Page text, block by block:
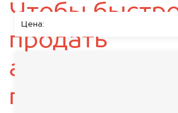
Цена:
Чтобы
продать
автомобиль,
подготовьте